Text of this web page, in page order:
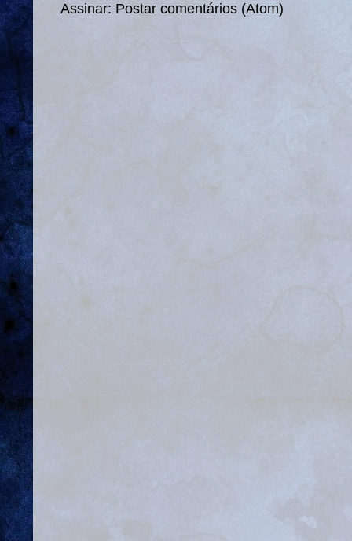
Assinar: Postar comentários (Atom)